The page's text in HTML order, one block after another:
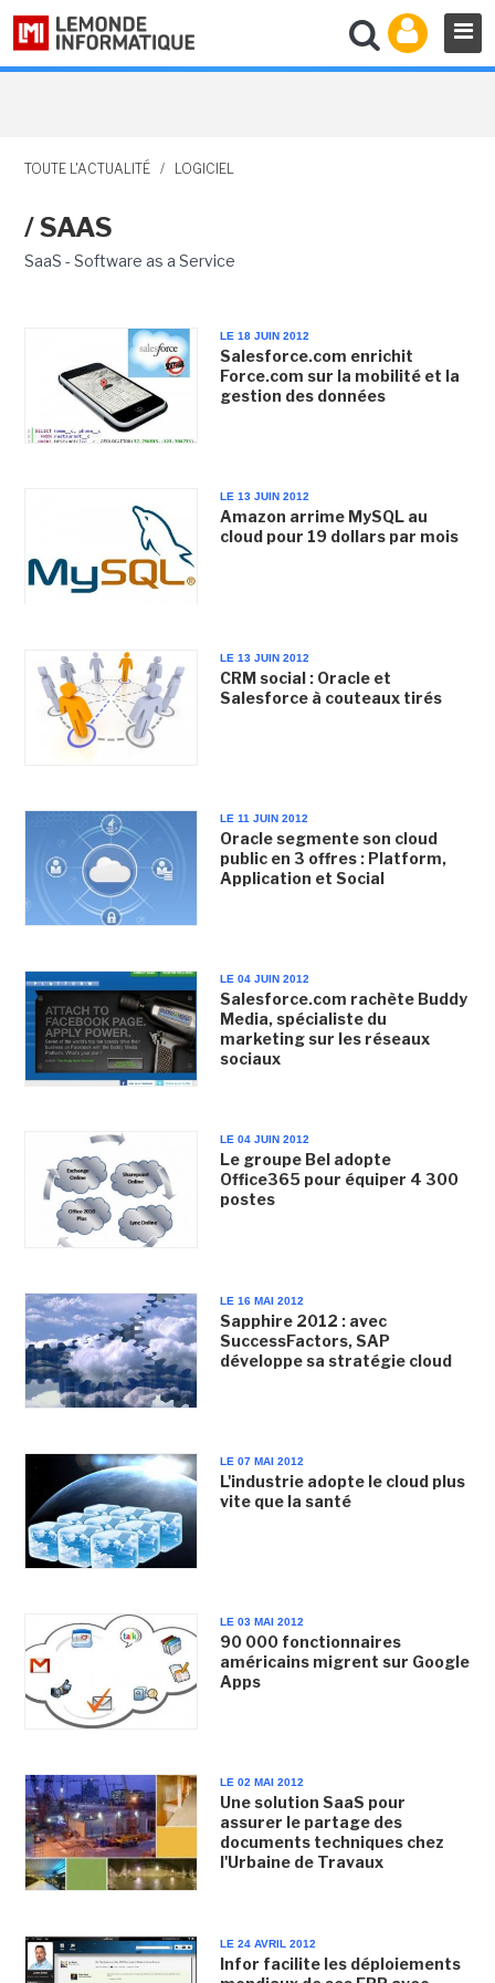
TOUTE L'ACTUALITÉ / LOGICIEL
/ SAAS
SaaS - Software as a Service
LE 18 JUIN 2012
Salesforce.com enrichit
Force.com sur la mobilité et la
gestion des données
LE 13 JUIN 2012
Amazon arrime MySQL au
cloud pour 19 dollars par mois
LE 13 JUIN 2012
CRM social : Oracle et
Salesforce à couteaux tirés
LE 11 JUIN 2012
Oracle segmente son cloud
public en 3 offres : Platform,
Application et Social
LE 04 JUIN 2012
Salesforce.com rachète Buddy
Media, spécialiste du
marketing sur les réseaux
sociaux
LE 04 JUIN 2012
Le groupe Bel adopte
Office365 pour équiper 4 300
postes
LE 16 MAI 2012
Sapphire 2012 : avec
SuccessFactors, SAP
développe sa stratégie cloud
LE 07 MAI 2012
L'industrie adopte le cloud plus
vite que la santé
LE 03 MAI 2012
90 000 fonctionnaires
américains migrent sur Google
Apps
LE 02 MAI 2012
Une solution SaaS pour
assurer le partage des
documents techniques chez
l'Urbaine de Travaux
LE 24 AVRIL 2012
Infor facilite les déploiements